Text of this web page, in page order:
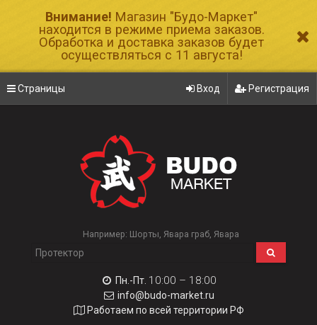
Внимание! Магазин "Будо-Маркет"
находится в режиме приема заказов.
Обработка и доставка заказов будет
осуществляться с 11 августа!
Страницы Вход Регистрация
Например: Шорты Явара граб Явара
Пн.-Пт. 10:00 – 18:00
info@budo-market.ru
Работаем по всей территории РФ